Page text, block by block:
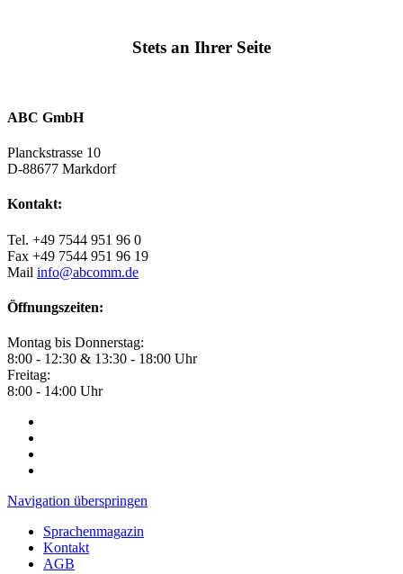
Stets an Ihrer Seite
ABC GmbH
Planckstrasse 10
D-88677 Markdorf
Kontakt:
Tel. +49 7544 951 96 0
Fax +49 7544 951 96 19
Mail info@abcomm.de
Öffnungszeiten:
Montag bis Donnerstag:
8:00 - 12:30 & 13:30 - 18:00 Uhr
Freitag:
8:00 - 14:00 Uhr
Navigation überspringen
Sprachenmagazin
Kontakt
AGB